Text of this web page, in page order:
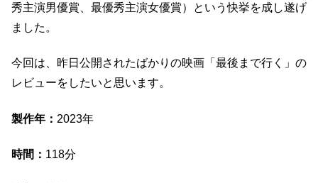
秀主演男優賞、最優秀主演女優賞）という快挙を成し遂げ
ました。
今回は、昨日公開されたばかりの映画「最後まで行く」の
レビューをしたいと思います。
製作年： 2023年
時間： 118分